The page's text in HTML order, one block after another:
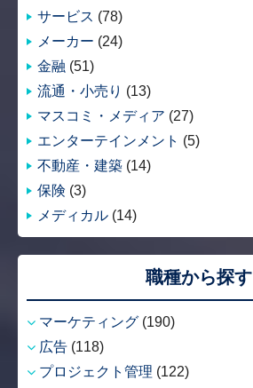
サービス (78)
メーカー (24)
金融 (51)
流通・小売り (13)
マスコミ・メディア (27)
エンターテインメント (5)
不動産・建築 (14)
保険 (3)
メディカル (14)
職種から探す
マーケティング (190)
広告 (118)
プロジェクト管理 (122)